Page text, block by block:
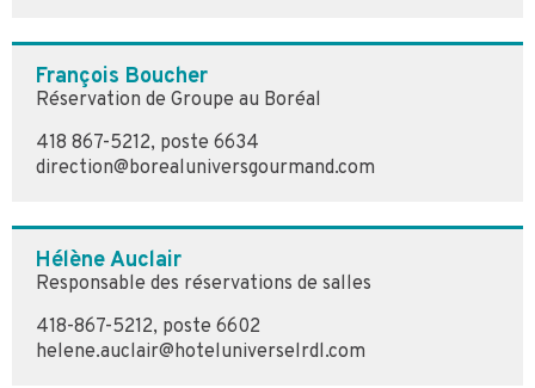
François Boucher
Réservation de Groupe au Boréal
418 867-5212, poste 6634
direction@borealuniversgourmand.com
Hélène Auclair
Responsable des réservations de salles
418-867-5212, poste 6602
helene.auclair@hoteluniverselrdl.com